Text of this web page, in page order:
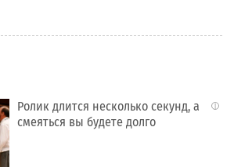
i
Ролик длится несколько секунд, а
смеяться вы будете долго